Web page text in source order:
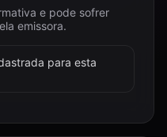
e pode sofrer
emissora.
para esta